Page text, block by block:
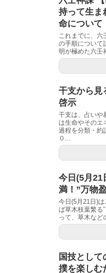
持って生ま
命について
これまでに、
の手順について
明が極めた六壬
干支から見
啓示
干支は、占いや
は生命やそのエ
過程を分類・約
０...
今日(5月21
満！”万物
今日(5月21日)
ば草木枝葉繁る
って、草木など
国技として
撲を楽しむ